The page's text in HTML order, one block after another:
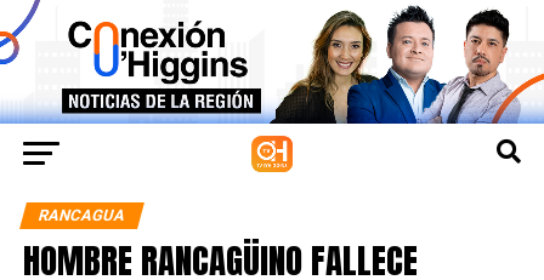
RANCAGUA
HOMBRE RANCAGÜINO FALLECE